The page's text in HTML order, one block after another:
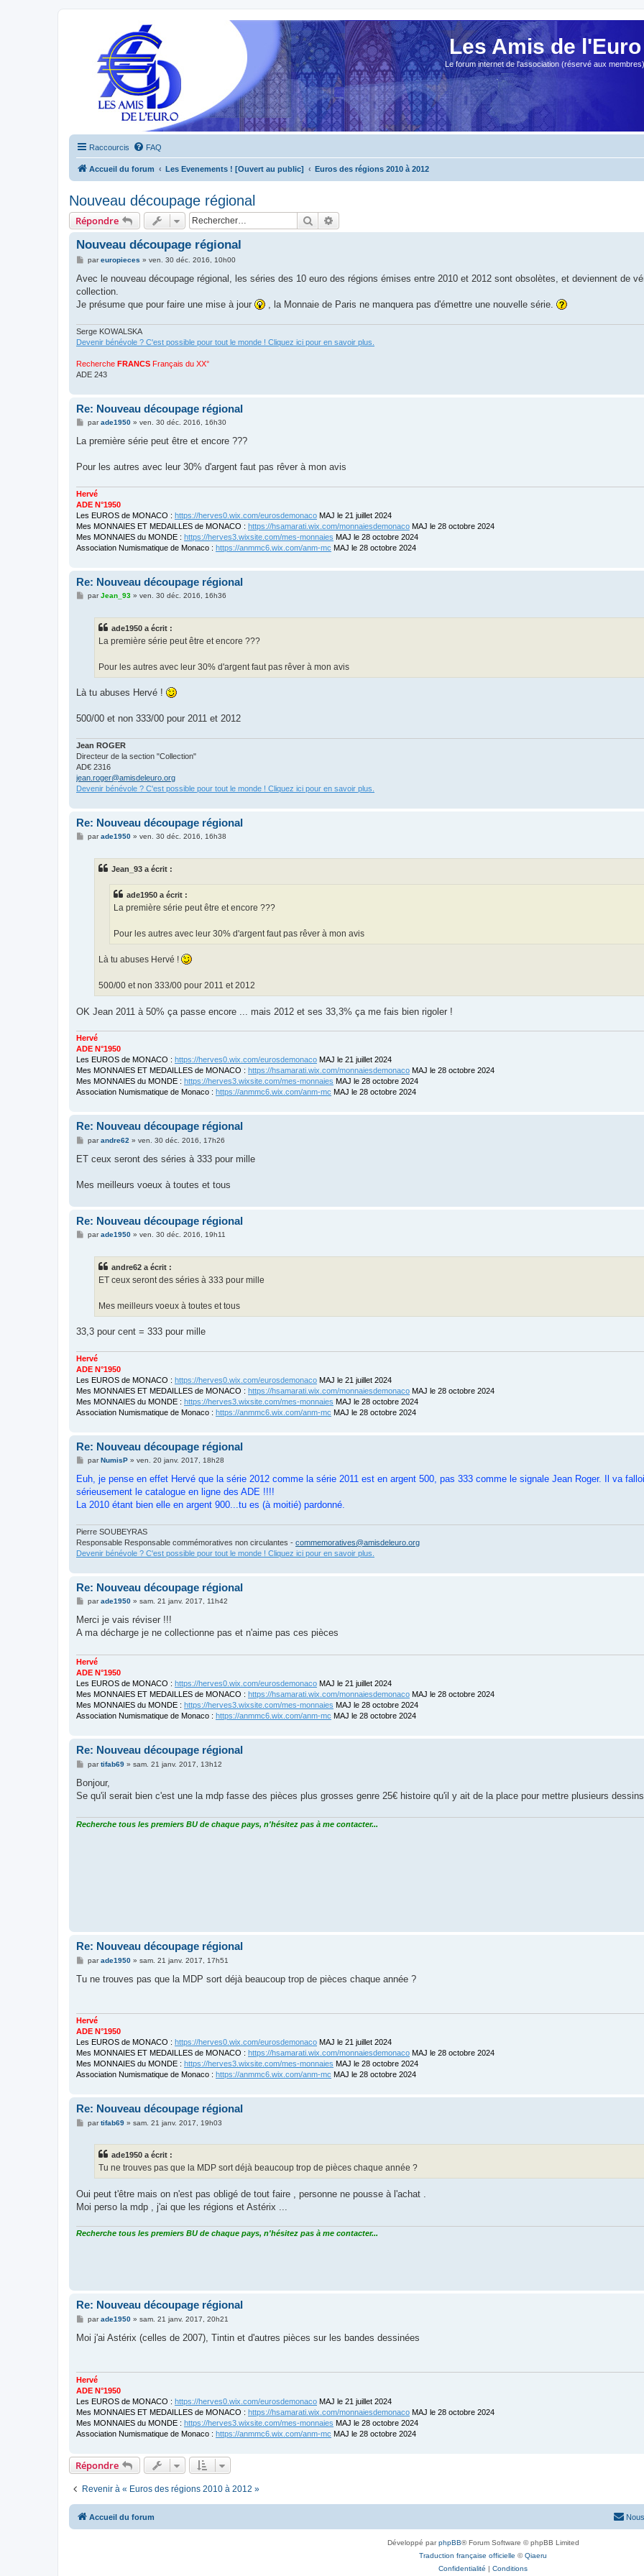
Les Amis de l'Euro
Le forum internet de l'association (réservé aux membres)
Raccourcis FAQ
Accueil du forum Les Evenements ! [Ouvert au public] Euros des régions 2010 à 2012
Nouveau découpage régional
Répondre Rechercher
Nouveau découpage régional
M
s
a
g
pareuropieces » ven. 30 déc. 2016, 10h00
Avec le nouveau découpage régional, les séries des 10 euro des régions émises entre 2010 et 2012 sont obsolètes, et deviennent de
collection.
Je présume que pour faire une mise à jour
, la Monnaie de Paris ne manquera pas d'émettre une nouvelle série.
Serge KOWALSKA
Devenir bénévole ? C'est possible pour tout le monde ! Cliquez ici pour en savoir plus.
Recherche FRANCS Français du XX°
ADE 243
Re: Nouveau découpage régional
M
s
g
parade1950» ven. 30 déc. 2016, 16h30
La première série peut être et encore ???
Pour les autres avec leur 30% d'argent faut pas rêver à mon avis
Hervé
ADE N°1950
Les EUROS de MONACO : https://herves0.wix.com/eurosdemonaco MAJ le 21 juillet 2024
Mes MONNAIES ET MEDAILLES de MONACO : https://hsamarati.wix.com/monnaiesdemonaco MAJ le 28 octobre 2024
Mes MONNAIES du MONDE : https://herves3.wixsite.com/mes-monnaies MAJ le 28 octobre 2024
Association Numismatique de Monaco : https://anmmc6.wix.com/anm-mc MAJ le 28 octobre 2024
Re: Nouveau découpage régional
MparJean_93» ven. 30 déc. 2016, 16h36
ade1950 a écrit :
La première série peut être et encore ???
Pour les autres avec leur 30% d'argent faut pas rêver à mon avis
Là tu abuses Hervé !
500/00 et non 333/00 pour 2011 et 2012
Jean ROGER
Directeur de la section "Collection"
AD€ 2316
jean.roger@amisdeleuro.org
Devenir bénévole ? C'est possible pour tout le monde ! Cliquez ici pour en savoir plus.
Re: Nouveau découpage régional
Mparade1950» ven. 30 déc. 2016, 16h38
Jean_93 a écrit :
ade1950 a écrit :
La première série peut être et encore ???
Pour les autres avec leur 30% d'argent faut pas rêver à mon avis
Là tu abuses Hervé !
500/00 et non 333/00 pour 2011 et 2012
OK Jean 2011 à 50% ça passe encore ... mais 2012 et ses 33,3% ça me fais bien rigoler !
Hervé
ADE N°1950
Les EUROS de MONACO : https://herves0.wix.com/eurosdemonaco MAJ le 21 juillet 2024
Mes MONNAIES ET MEDAILLES de MONACO : https://hsamarati.wix.com/monnaiesdemonaco MAJ le 28 octobre 2024
Mes MONNAIES du MONDE : https://herves3.wixsite.com/mes-monnaies MAJ le 28 octobre 2024
Association Numismatique de Monaco : https://anmmc6.wix.com/anm-mc MAJ le 28 octobre 2024
Re: Nouveau découpage régional
M
s
g
parandre62 » ven. 30 déc. 2016, 17h26
ET ceux seront des séries à 333 pour mille
Mes meilleurs voeux à toutes et tous
Re: Nouveau découpage régional
Mparade1950» ven. 30 déc. 2016, 19h11
andre62 a écrit :
ET ceux seront des séries à 333 pour mille
Mes meilleurs voeux à toutes et tous
33,3 pour cent = 333 pour mille
Hervé
ADE N°1950
Les EUROS de MONACO : https://herves0.wix.com/eurosdemonaco MAJ le 21 juillet 2024
Mes MONNAIES ET MEDAILLES de MONACO : https://hsamarati.wix.com/monnaiesdemonaco MAJ le 28 octobre 2024
Mes MONNAIES du MONDE : https://herves3.wixsite.com/mes-monnaies MAJ le 28 octobre 2024
Association Numismatique de Monaco : https://anmmc6.wix.com/anm-mc MAJ le 28 octobre 2024
Re: Nouveau découpage régional
M
s
a
g
parNumisP» ven. 20 janv. 2017, 18h28
Euh, je pense en effet Hervé que la série 2012 comme la série 2011 est en argent 500, pas 333 comme le signale Jean Roger. Il va
sérieusement le catalogue en ligne des ADE !!!!
La 2010 étant bien elle en argent 900...tu es (à moitié) pardonné.
Pierre SOUBEYRAS
Responsable Responsable commémoratives non circulantes - commemoratives@amisdeleuro.org
Devenir bénévole ? C'est possible pour tout le monde ! Cliquez ici pour en savoir plus.
Re: Nouveau découpage régional
M
s
a
parade1950» sam. 21 janv. 2017, 11h42
Merci je vais réviser !!!
A ma décharge je ne collectionne pas et n'aime pas ces pièces
Hervé
ADE N°1950
Les EUROS de MONACO : https://herves0.wix.com/eurosdemonaco MAJ le 21 juillet 2024
Mes MONNAIES ET MEDAILLES de MONACO : https://hsamarati.wix.com/monnaiesdemonaco MAJ le 28 octobre 2024
Mes MONNAIES du MONDE : https://herves3.wixsite.com/mes-monnaies MAJ le 28 octobre 2024
Association Numismatique de Monaco : https://anmmc6.wix.com/anm-mc MAJ le 28 octobre 2024
Re: Nouveau découpage régional
M
s
a
partifab69» sam. 21 janv. 2017, 13h12
Bonjour,
Se qu'il serait bien c'est une la mdp fasse des pièces plus grosses genre 25€ histoire qu'il y ait de la place pour mettre plusieurs
Recherche tous les premiers BU de chaque pays, n'hésitez pas à me contacter...
Re: Nouveau découpage régional
M
s
parade1950» sam. 21 janv. 2017, 17h51
Tu ne trouves pas que la MDP sort déjà beaucoup trop de pièces chaque année ?
Hervé
ADE N°1950
Les EUROS de MONACO : https://herves0.wix.com/eurosdemonaco MAJ le 21 juillet 2024
Mes MONNAIES ET MEDAILLES de MONACO : https://hsamarati.wix.com/monnaiesdemonaco MAJ le 28 octobre 2024
Mes MONNAIES du MONDE : https://herves3.wixsite.com/mes-monnaies MAJ le 28 octobre 2024
Association Numismatique de Monaco : https://anmmc6.wix.com/anm-mc MAJ le 28 octobre 2024
Re: Nouveau découpage régional
Mpartifab69» sam. 21 janv. 2017, 19h03
ade1950 a écrit :
Tu ne trouves pas que la MDP sort déjà beaucoup trop de pièces chaque année ?
Oui peut t'être mais on n'est pas obligé de tout faire , personne ne pousse à l'achat .
Moi perso la mdp , j'ai que les régions et Astérix ...
Recherche tous les premiers BU de chaque pays, n'hésitez pas à me contacter...
Re: Nouveau découpage régional
M
s
parade1950» sam. 21 janv. 2017, 20h21
Moi j'ai Astérix (celles de 2007), Tintin et d'autres pièces sur les bandes dessinées
Hervé
ADE N°1950
Les EUROS de MONACO : https://herves0.wix.com/eurosdemonaco MAJ le 21 juillet 2024
Mes MONNAIES ET MEDAILLES de MONACO : https://hsamarati.wix.com/monnaiesdemonaco MAJ le 28 octobre 2024
Mes MONNAIES du MONDE : https://herves3.wixsite.com/mes-monnaies MAJ le 28 octobre 2024
Association Numismatique de Monaco : https://anmmc6.wix.com/anm-mc MAJ le 28 octobre 2024
Répondre
Revenir à « Euros des régions 2010 à 2012 »
Accueil du forum
Développé parphpBB® Forum Software © phpBB Limited
Traduction française officielle ©Qiaeru
Confidentialité | Conditions